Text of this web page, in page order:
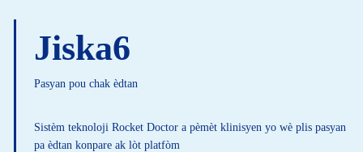
Jiska6
Pasyan pou chak èdtan
Sistèm teknoloji Rocket Doctor a pèmèt klinisyen yo wè plis pasyan
pa èdtan konpare ak lòt platfòm